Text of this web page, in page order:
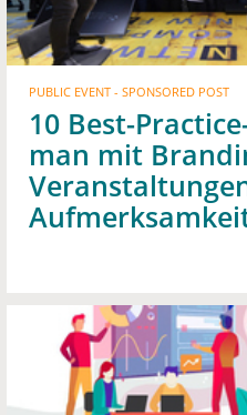
PUBLIC EVENT - SPONSORED POST
10 Best-
man mit